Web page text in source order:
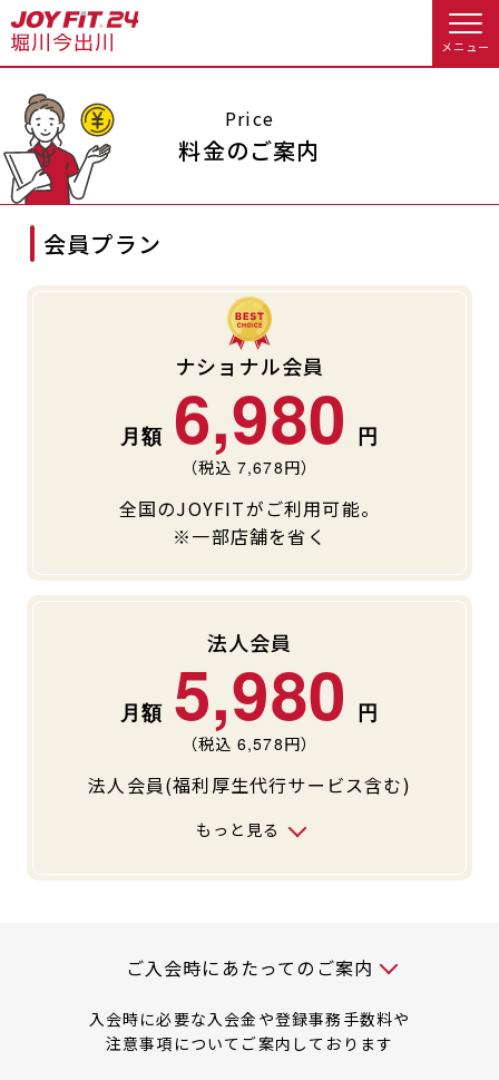
メニュー
店舗トップ
会員の方へトップ
会員様へのお知らせ 予約する
オプション料金
店舗情報・サービス
店舗へのお問い合わせ
入会のお手続きをする
料金・サービス等詳しく見る
入会を悩まれている方へトップ
料金のご案内
アクセス 店舗情報・サービス
入会方法
店舗へのお問い合わせ
JOYFIT総合トップ JOYFIT
JOYFIT+
Price
料金のご案内
会員プラン
ナショナル会員
6,980
（税込 7,678円）
全国のJOYFITがご利用可能。
※一部店舗を省く
法人会員
5,980
（税込 6,578円）
法人会員(福利厚生代行サービス含む)
もっと見る
入会時には以下の料金が必要です
ご入会時にあたってのご案内
入会時に必要な入会金や登録事務手数料や
注意事項についてご案内しております